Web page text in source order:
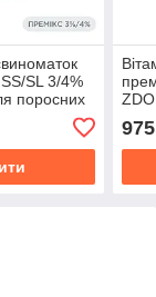
SL 3/4%
поросних
975